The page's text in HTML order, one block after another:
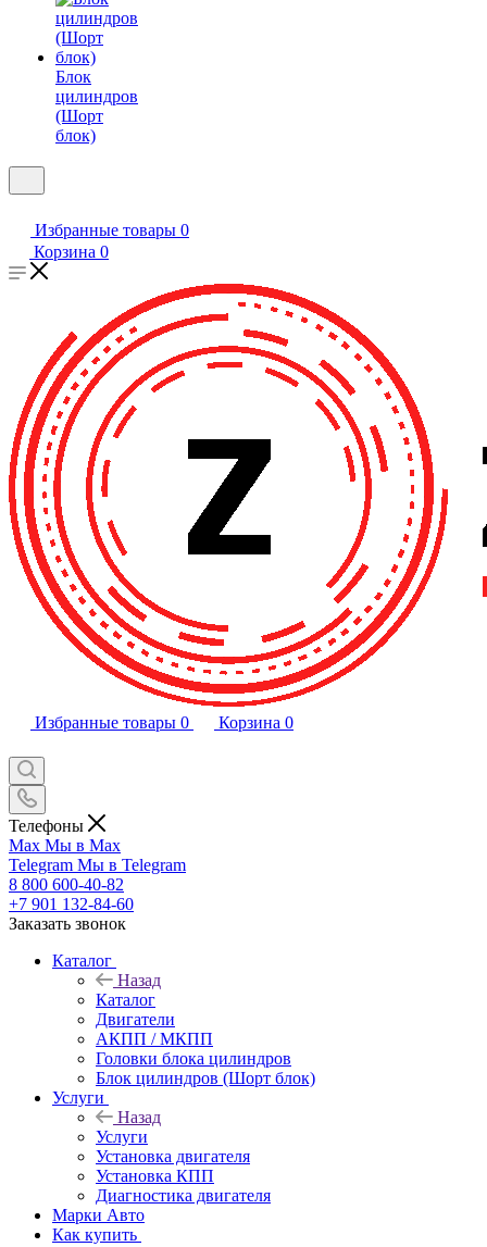
Блок
цилиндров
(Шорт
блок)
Избранные товары 0
Корзина 0
Избранные товары 0 Корзина 0
Телефоны
Max Мы в Max
Telegram Мы в Telegram
8 800 600-40-82
+7 901 132-84-60
Заказать звонок
Каталог
Назад
Каталог
Двигатели
АКПП / МКПП
Головки блока цилиндров
Блок цилиндров (Шорт блок)
Услуги
Назад
Услуги
Установка двигателя
Установка КПП
Диагностика двигателя
Марки Авто
Как купить